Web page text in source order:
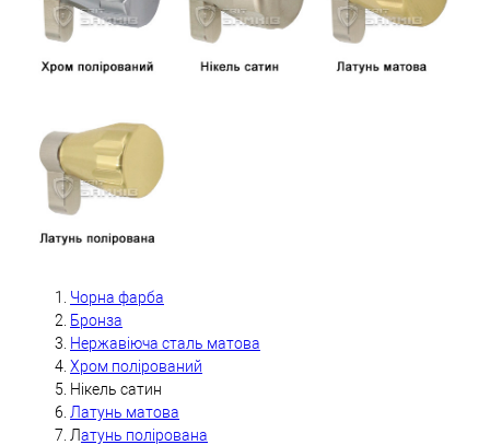
Чорна фарба
Бронза
Нержавіюча сталь матова
Хром полірований
Нікель сатин
Латунь матова
Латунь полірована